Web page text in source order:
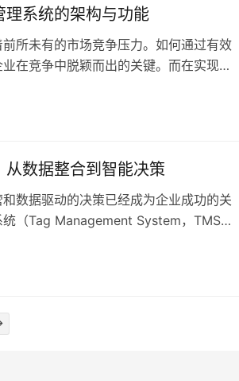
理系统的架构与功能
所未有的市场竞争压力。如何通过有效
在竞争中脱颖而出的关键。而在实现精
数据整合到智能决策
数据驱动的决策已经成为企业成功的关
（Tag Management System，TMS）